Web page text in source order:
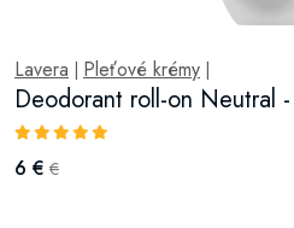
Lavera Pleťové krémy
Deodorant roll-on Neutral
6 € €